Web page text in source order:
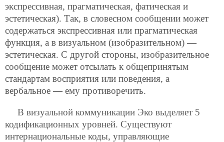
экспрессивная, прагматическая, фатическая и
эстетическая). Так, в словесном сообщении может
содержаться экспрессивная или прагматическая
функция, а в визуальном (изобразительном) —
эстетическая. С другой стороны, изобразительное
сообщение может отсылать к общепринятым
стандартам восприятия или поведения, а
вербальное — ему противоречить.
В визуальной коммуникации Эко выделяет 5
кодификационных уровней. Существуют
интернациональные коды, управляющие